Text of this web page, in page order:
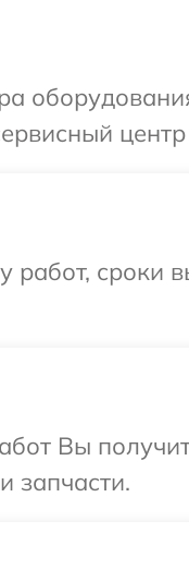
работ, сроки
Вы
запчасти.